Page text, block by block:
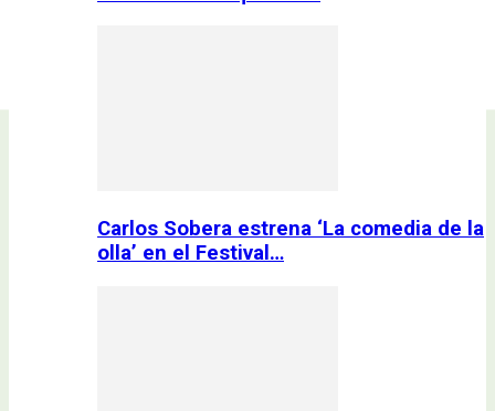
Carlos Sobera estrena ‘La comedia de la
olla’ en el Festival…